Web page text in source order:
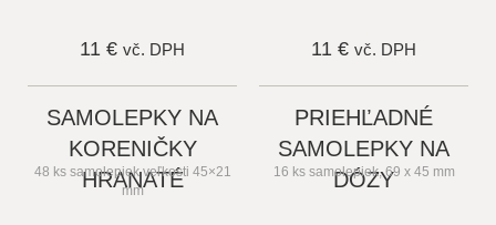
11 € vč. DPH 11 € vč. DPH
SAMOLEPKY NA
KORENIČKY
HRANATÉ
48 ks samolepiek veľkosti 45×21
mm
PRIEHĽADNÉ
SAMOLEPKY NA
DÓZY
16 ks samolepiek, 69 x 45 mm